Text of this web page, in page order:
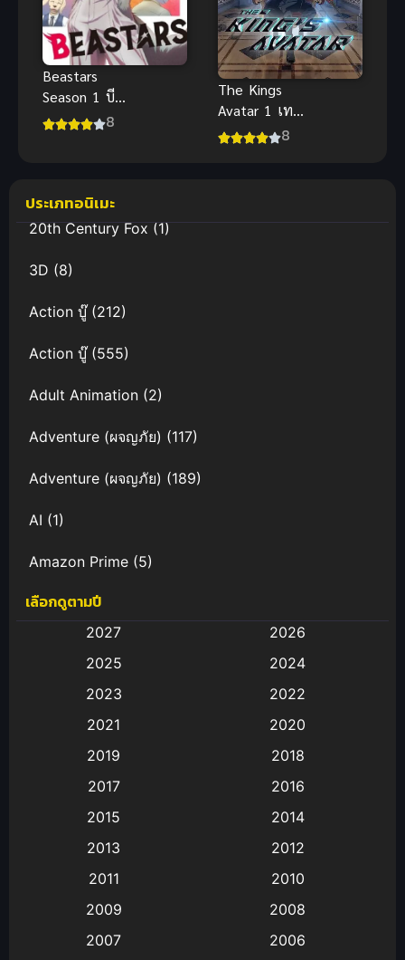
Beastars
Season 1 บีส
ตาร์ ภาค 18
The Kings
Avatar 1 เทพ
ยุทธ์เซียนกล
8
ประเภทอนิเมะ
20th Century Fox(1)
3D (8)
Action บู๊(212)
Action บู๊(555)
Adult Animation (2)
Adventure (ผจญภัย) (117)
Adventure (ผจญภัย) (189)
AI (1)
Amazon Prime (5)
Anal (ประตูหลัง)
Animation การ์ตูน
Animation อนิเมะ
Animation แอนิเมชัน
(9)
Big tits (นมใหญ่)
เลือกดูตามปี
2027
2026
2025
2024
2023
2022
2021
2020
2019
2018
2017
2016
2015
2014
2013
2012
2011
2010
2009
2008
2007
2006